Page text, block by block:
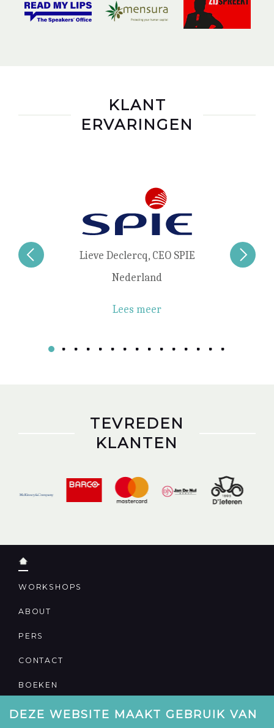
KLANT
ERVARINGEN
Lieve Declercq, CEO SPIE
Nederland
Lees meer
TEVREDEN
KLANTEN
WORKSHOPS
ABOUT
PERS
CONTACT
BOEKEN
DEZE WEBSITE MAAKT GEBRUIK VAN